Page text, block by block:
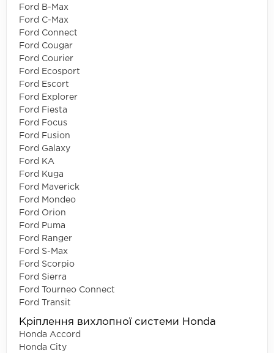
Ford B-Max
Ford C-Max
Ford Connect
Ford Cougar
Ford Courier
Ford Ecosport
Ford Escort
Ford Explorer
Ford Fiesta
Ford Focus
Ford Fusion
Ford Galaxy
Ford KA
Ford Kuga
Ford Maverick
Ford Mondeo
Ford Orion
Ford Puma
Ford Ranger
Ford S-Max
Ford Scorpio
Ford Sierra
Ford Tourneo Connect
Ford Transit
Кріплення вихлопної системи Honda
Honda Accord
Honda City